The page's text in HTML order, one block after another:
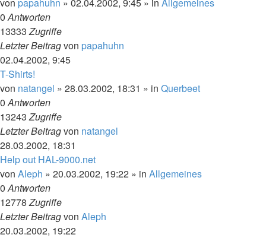
0Antworten
13333Zugriffe
Letzter Beitragvon papahuhn
02.04.2002, 9:45
T-Shirts!
von natangel » 28.03.2002, 18:31 » in Querbeet
0Antworten
13243Zugriffe
Letzter Beitragvon natangel
28.03.2002, 18:31
Help out HAL-9000.net
von Aleph » 20.03.2002, 19:22 » in Allgemeines
0Antworten
12778Zugriffe
Letzter Beitragvon Aleph
20.03.2002, 19:22